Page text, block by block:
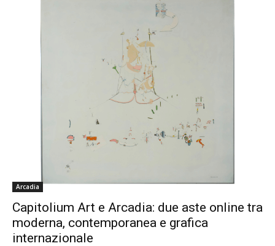
Arcadia
Capitolium Art e Arcadia: due aste online tra
moderna, contemporanea e grafica
internazionale